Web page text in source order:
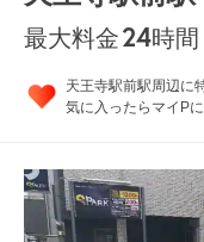
最大料金24時間
天王寺駅前駅周辺に
気に入ったらマイP